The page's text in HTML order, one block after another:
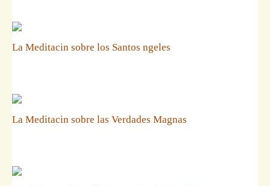
La Meditacin sobre los Santos ngeles
La Meditacin sobre las Verdades Magnas